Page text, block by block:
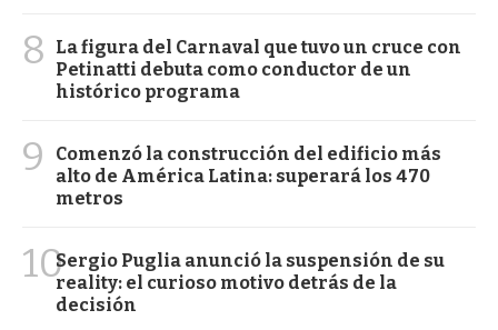
8
La figura del Carnaval que tuvo un cruce con
Petinatti debuta como conductor de un
histórico programa
9
Comenzó la construcción del edificio más
alto de América Latina: superará los 470
metros
10Sergio Puglia anunció la suspensión de su
reality: el curioso motivo detrás de la
decisión